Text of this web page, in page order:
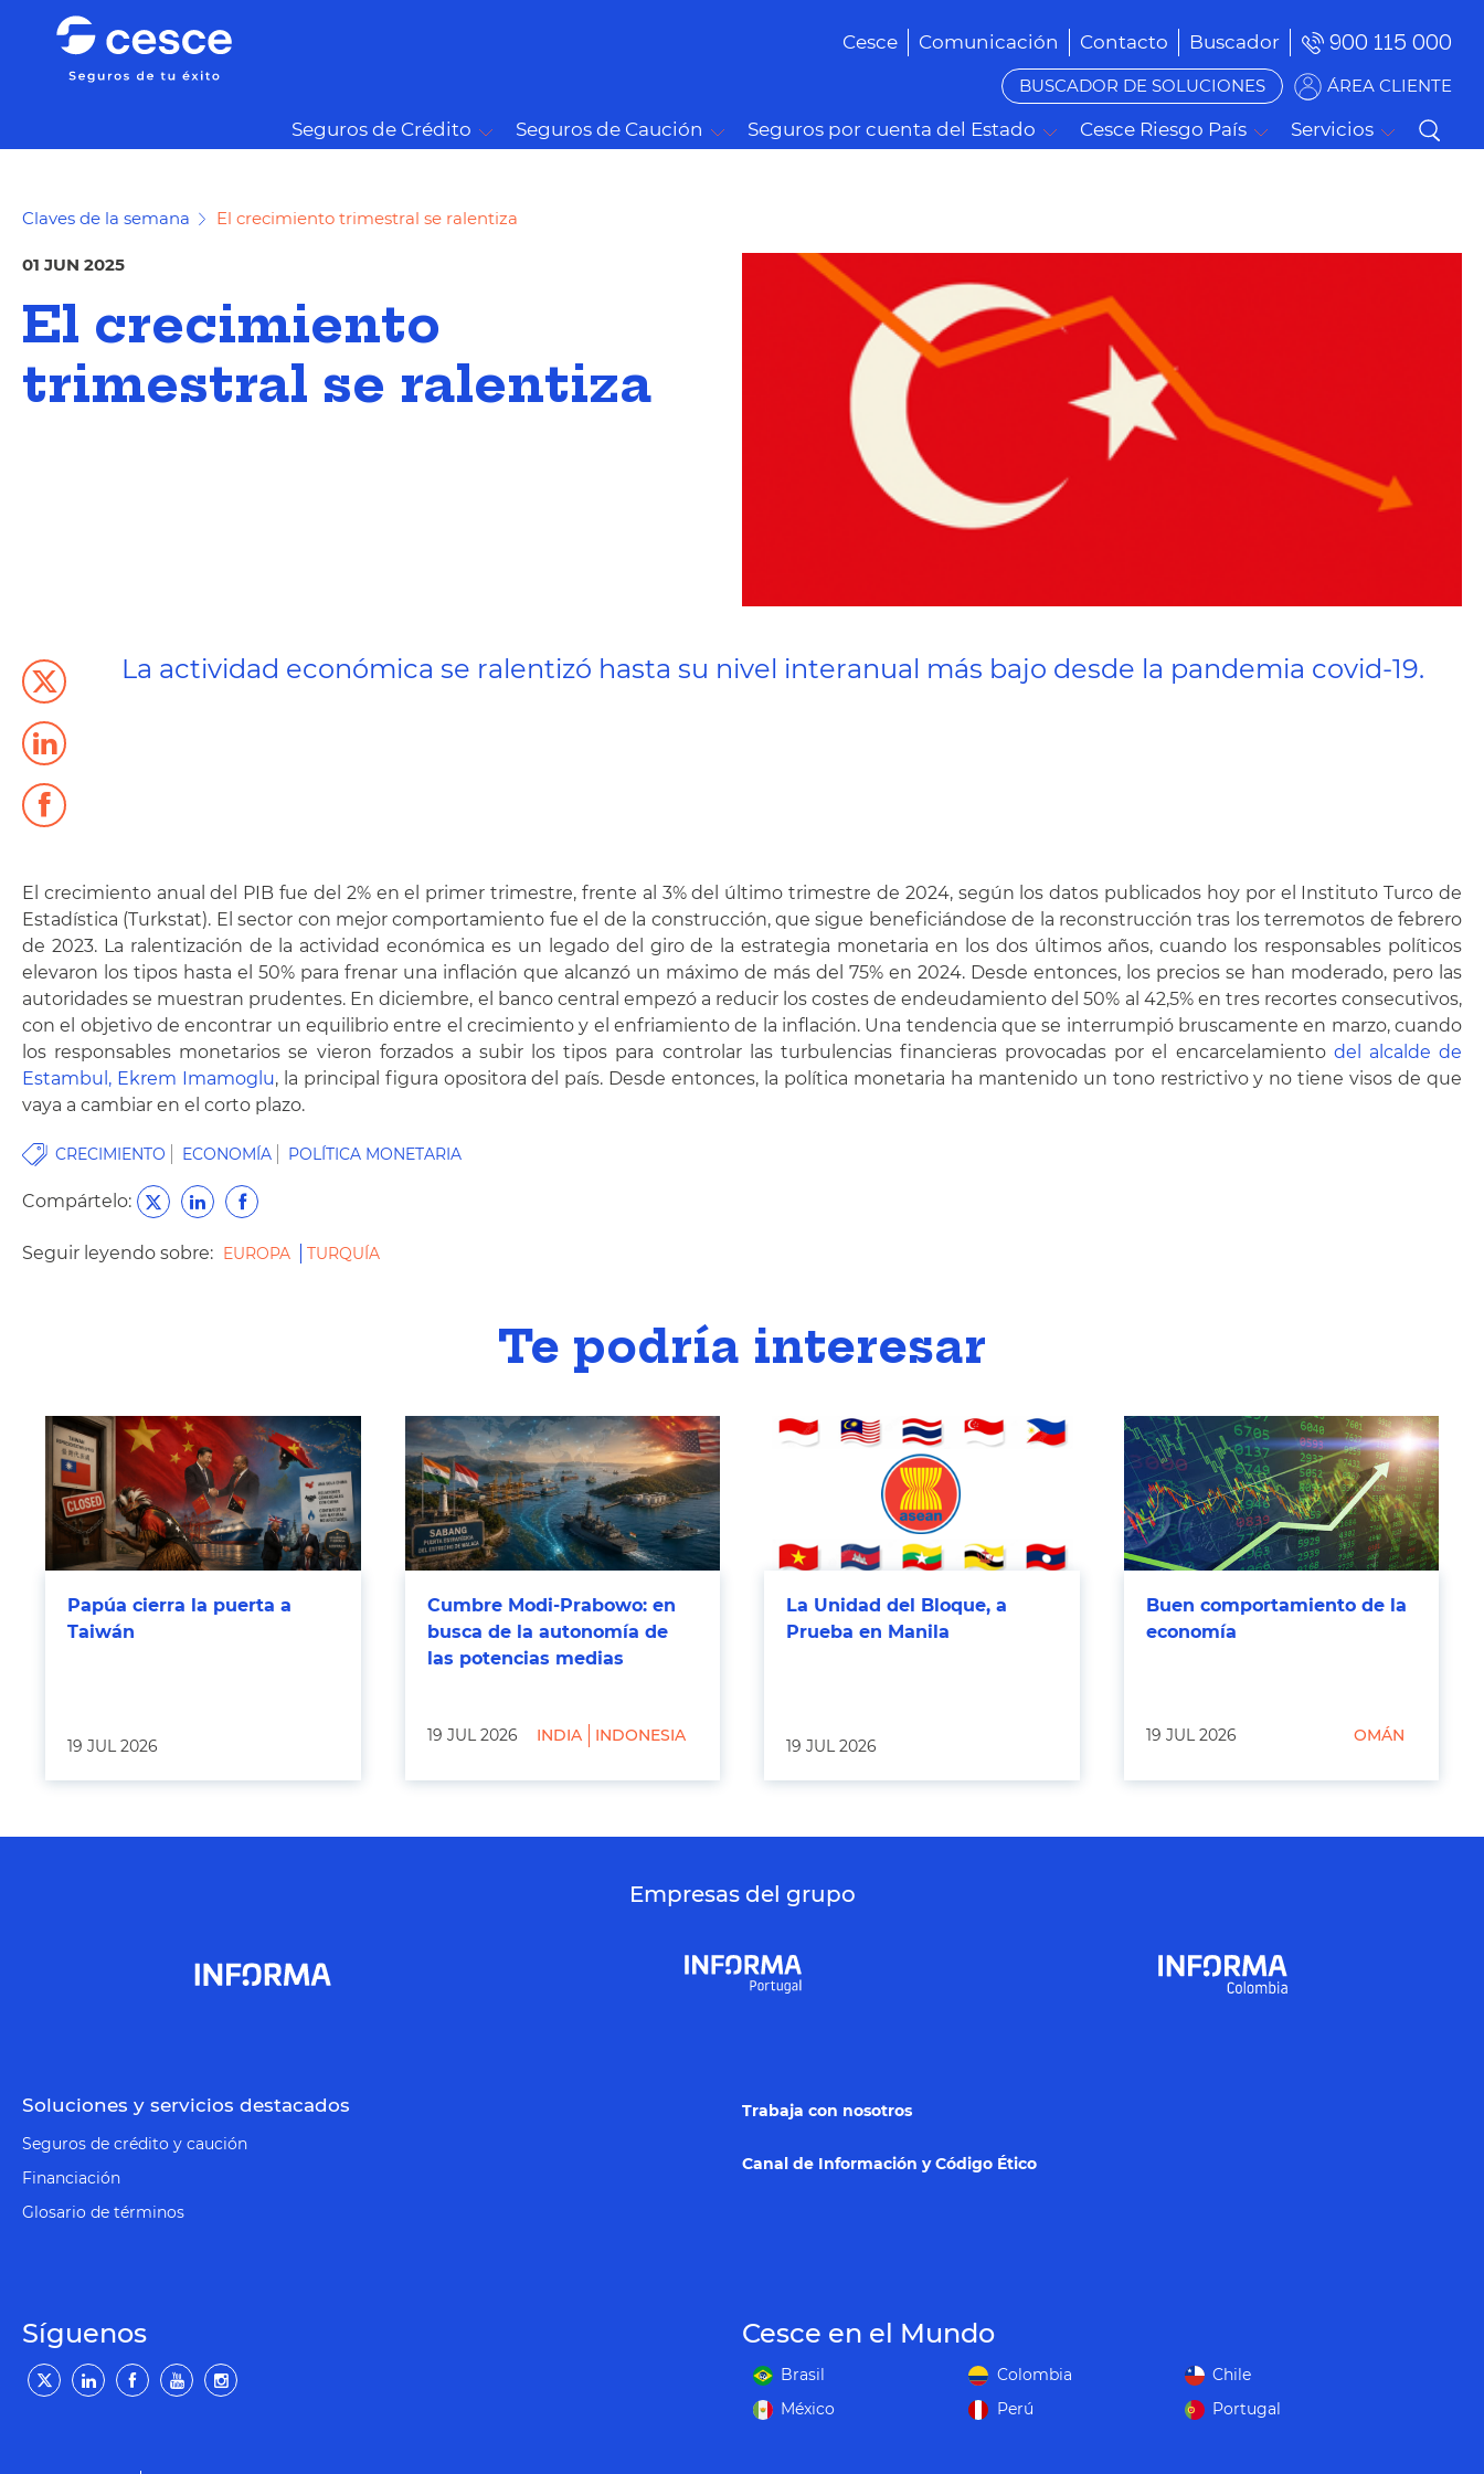
Cesce Comunicación Contacto Buscador 900 115 000
BUSCADOR DE SOLUCIONES ÁREA CLIENTE
Seguros de Crédito Seguros de Caución Seguros por cuenta del Estado Cesce Riesgo País Servicios
Claves de la semana El crecimiento trimestral se ralentiza
01 JUN 2025
El crecimiento
trimestral se ralentiza
La actividad económica se ralentizó hasta su nivel interanual más bajo desde la pandemia covid-19.
El crecimiento anual del PIB fue del 2% en el primer trimestre, frente al 3% del último trimestre de 2024, según los datos publicados hoy por el Instituto Turco de
Estadística (Turkstat). El sector con mejor comportamiento fue el de la construcción, que sigue beneficiándose de la reconstrucción tras los terremotos de febrero
de 2023. La ralentización de la actividad económica es un legado del giro de la estrategia monetaria en los dos últimos años, cuando los responsables políticos
elevaron los tipos hasta el 50% para frenar una inflación que alcanzó un máximo de más del 75% en 2024. Desde entonces, los precios se han moderado, pero las
autoridades se muestran prudentes. En diciembre, el banco central empezó a reducir los costes de endeudamiento del 50% al 42,5% en tres recortes consecutivos,
con el objetivo de encontrar un equilibrio entre el crecimiento y el enfriamiento de la inflación. Una tendencia que se interrumpió bruscamente en marzo, cuando
los responsables monetarios se vieron forzados a subir los tipos para controlar las turbulencias financieras provocadas por el encarcelamiento del alcalde de
Estambul, Ekrem Imamoglu, la principal figura opositora del país. Desde entonces, la política monetaria ha mantenido un tono restrictivo y no tiene visos de que
vaya a cambiar en el corto plazo.
CRECIMIENTO ECONOMÍA POLÍTICA MONETARIA
Compártelo:
Seguir leyendo sobre: EUROPA TURQUÍA
Te podría interesar
Papúa cierra la puerta a
Taiwán
19 JUL 2026
Cumbre Modi-Prabowo: en
busca de la autonomía de
las potencias medias
19 JUL 2026 INDIA INDONESIA
La Unidad del Bloque, a
Prueba en Manila
19 JUL 2026
Buen comportamiento de la
economía
19 JUL 2026 OMÁN
Empresas del grupo
Soluciones y servicios destacados
Seguros de crédito y caución
Financiación
Glosario de términos
Trabaja con nosotros
Canal de Información y Código Ético
Síguenos Cesce en el Mundo
Brasil Colombia
Chile
México
Perú Portugal